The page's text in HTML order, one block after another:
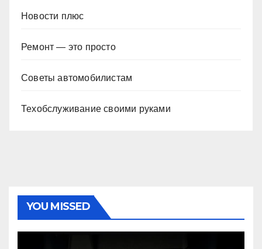
Новости плюс
Ремонт — это просто
Советы автомобилистам
Техобслуживание своими руками
YOU MISSED